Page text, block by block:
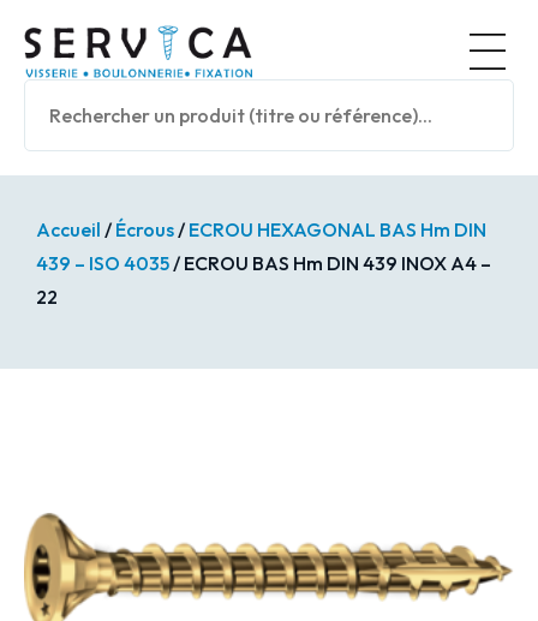
Accueil / Écrous/ ECROU HEXAGONAL BAS Hm DIN
439 – ISO 4035/ ECROU BAS Hm DIN 439 INOX A4 –
22